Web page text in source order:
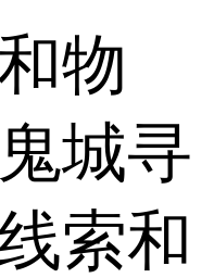
物
城寻
索和